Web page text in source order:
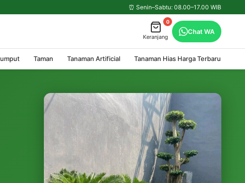
⏰ Senin–Sabtu: 08.00–17.00 WIB
0
Keranjang
Chat WA
Taman Tanaman Artificial Tanaman Hias Harga Terbaru